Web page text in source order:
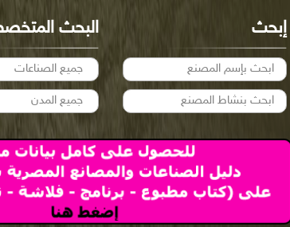
إبحث البحث